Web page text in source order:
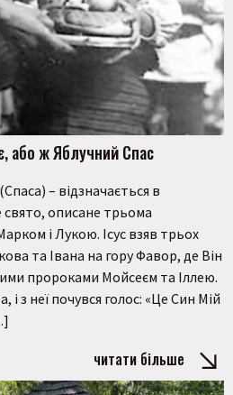
або ж Яблучний Спас
– відзначається в
описане трьома
і Лукою. Ісус взяв трьох
та Івана на гору Фавор, де Він
пророками Мойсеєм та Іллею.
і з неї почувся голос: «Це Син Мій
читати більше